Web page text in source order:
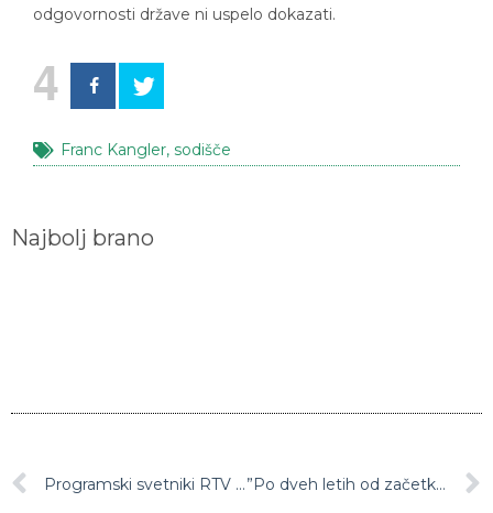
odgovornosti države ni uspelo dokazati.
4
Franc Kangler, sodišče
Najbolj brano
Programski svetniki RTV kljub prenehanju mandata zaznamovali prihodnje leto: Oddaje Studio City ne bo nazaj, vrača se le Globus ”Po dveh letih od začetka gradnje tretje razvojne osi na Koroškem ni zgrajen niti meter hitre ceste!”